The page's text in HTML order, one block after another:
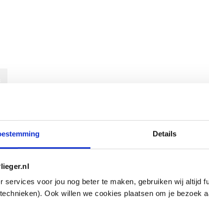
Details
services voor jou nog beter te maken, gebruiken wij altijd
Ook willen we cookies plaatsen om je bezoek